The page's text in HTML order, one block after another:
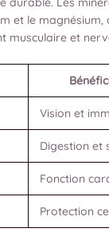
et le magnésium,
musculaire et
Vision et
Digestion et
Fonction
Protection